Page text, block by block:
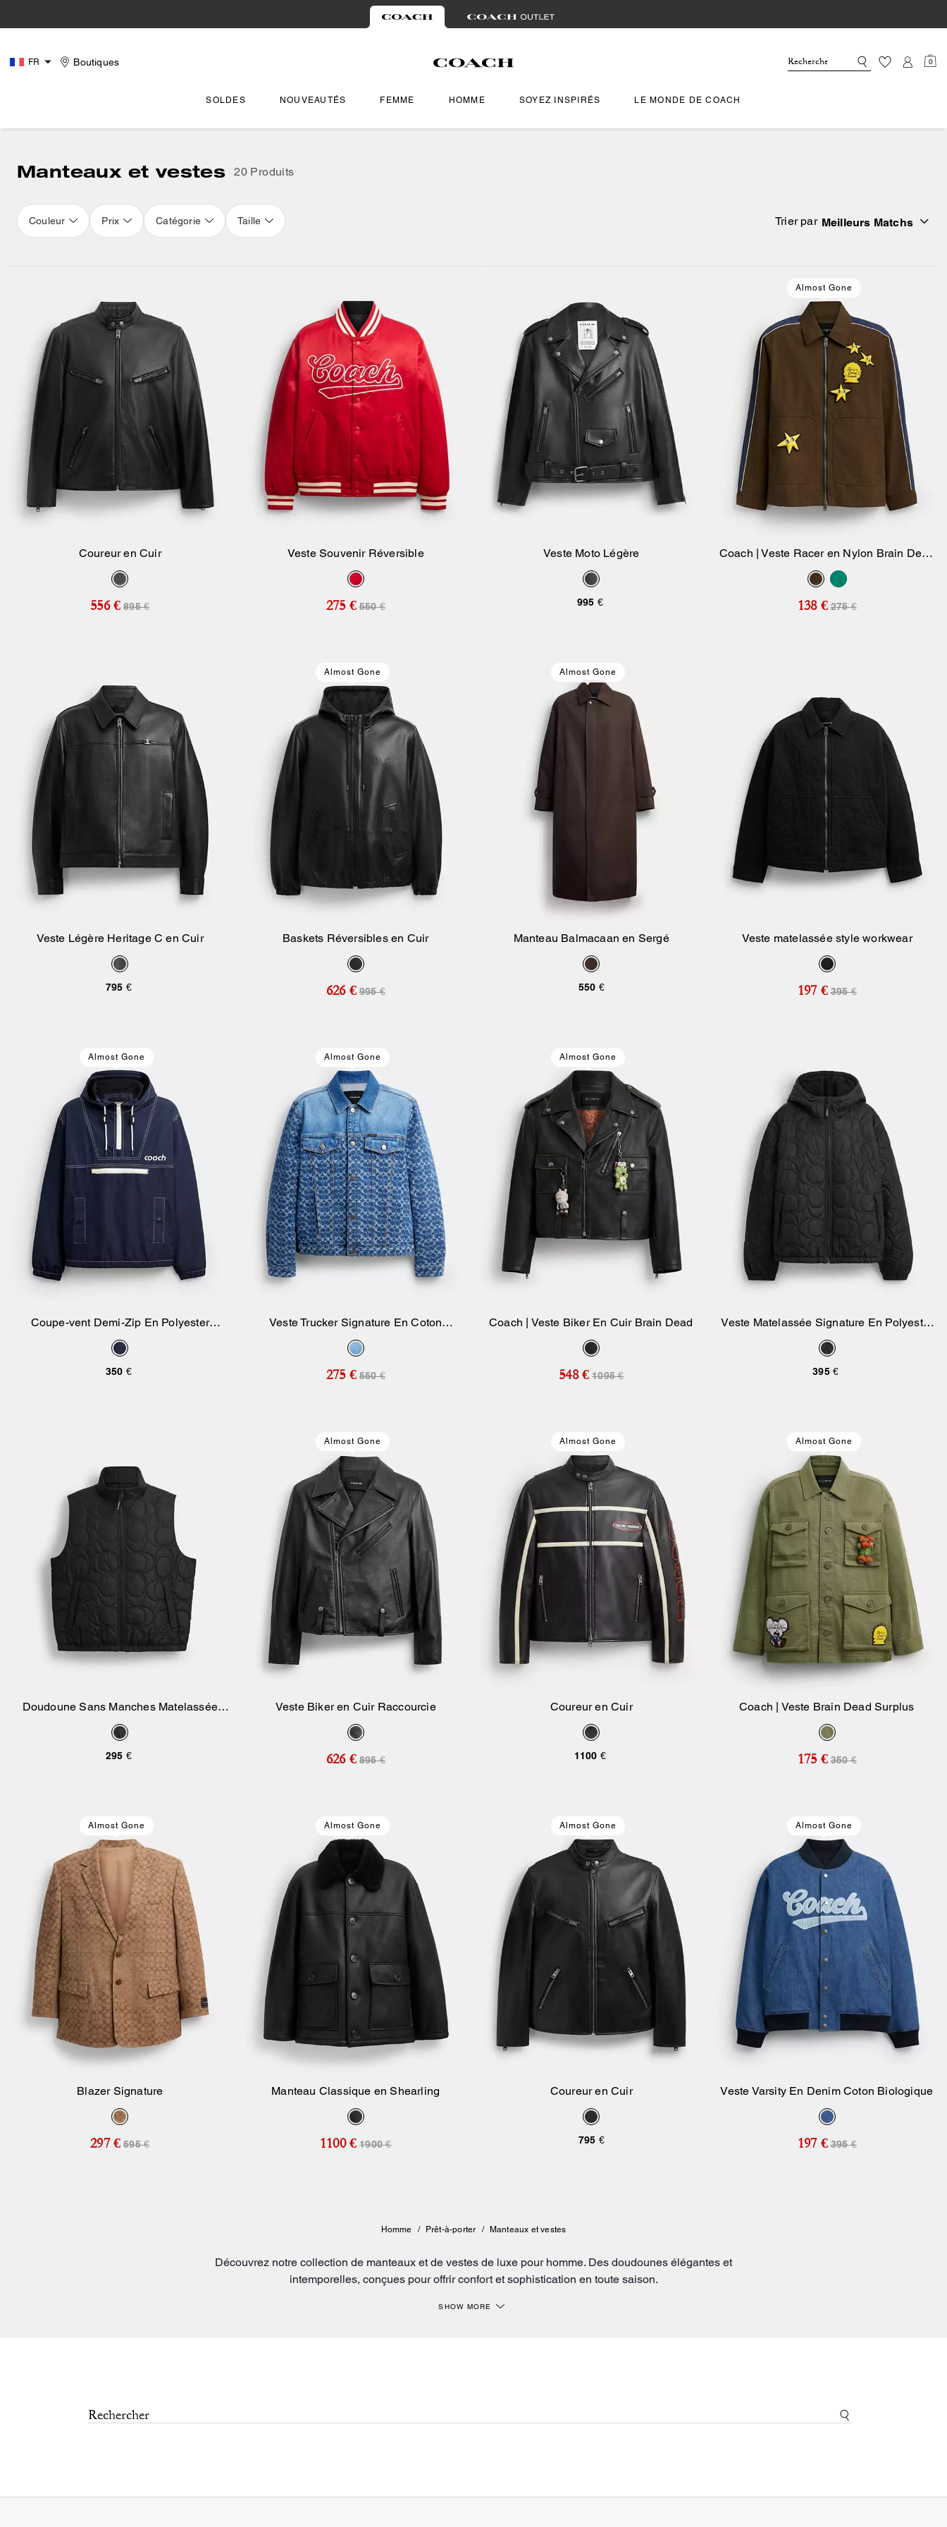
FR Boutiques 0
SOLDES NOUVEAUTÉS FEMME HOMME SOYEZ INSPIRÉS LE MONDE DE COACH
Manteaux et vestes 20 Produits
Couleur Prix Catégorie Taille Trier par Meilleurs Matchs
Coureur en Cuir
556 € 895 €
Veste Souvenir Réversible
275 € 550 €
Ajouter Au Panier
Veste Moto Légère
995 €
Almost Gone
Ajouter Au Panier
Coach | Veste Racer en Nylon Brain Dead
et Polyamide Recyclé
138 € 275 €
Ajouter Au Panier
Veste Légère Heritage C en Cuir
795 €
Almost Gone
Baskets Réversibles en Cuir
626 € 995 €
Almost Gone
Manteau Balmacaan en Sergé
550 €
Ajouter Au Panier
Veste matelassée style workwear
197 € 395 €
Almost Gone
Ajouter Au Panier
Coupe-vent Demi-Zip En Polyester
Recyclé
350 €
Almost Gone
Ajouter Au Panier
Veste Trucker Signature En Coton
Biologique
275 € 550 €
Almost Gone
Coach | Veste Biker En Cuir Brain Dead
548 € 1095 €
Ajouter Au Panier
Veste Matelassée Signature En Polyester
Recyclé
395 €
Doudoune Sans Manches Matelassée
Exclusive En Polyester Recyclé
295 €
Almost Gone
Veste Biker en Cuir Raccourcie
626 € 895 €
Almost Gone
Coureur en Cuir
1100 €
Almost Gone
Coach | Veste Brain Dead Surplus
175 € 350 €
Almost Gone
Ajouter Au Panier
Blazer Signature
297 € 595 €
Almost Gone
Ajouter Au Panier
Manteau Classique en Shearling
1100 € 1900 €
Almost Gone
Coureur en Cuir
795 €
Almost Gone
Veste Varsity En Denim Coton Biologique
197 € 395 €
Homme / Prêt-à-porter / Manteaux et vestes
Découvrez notre collection de manteaux et de vestes de luxe pour homme. Des doudounes élégantes et
intemporelles, conçues pour offrir confort et sophistication en toute saison.
la haute qualité.
SHOW MORE